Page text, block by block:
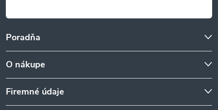
Poradňa
O nákupe
Firemné údaje